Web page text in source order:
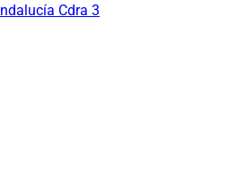
Cdra 3